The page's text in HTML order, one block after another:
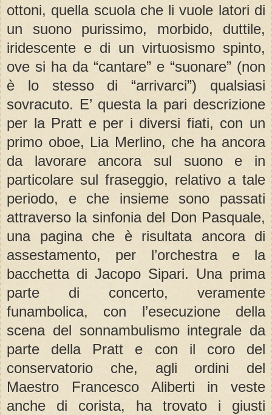
ottoni, quella scuola che li vuole latori di
un suono purissimo, morbido, duttile,
iridescente e di un virtuosismo spinto,
ove si ha da “cantare” e “suonare” (non
è lo stesso di “arrivarci”) qualsiasi
sovracuto. E’ questa la pari descrizione
per la Pratt e per i diversi fiati, con un
primo oboe, Lia Merlino, che ha ancora
da lavorare ancora sul suono e in
particolare sul fraseggio, relativo a tale
periodo, e che insieme sono passati
attraverso la sinfonia del Don Pasquale,
una pagina che è risultata ancora di
assestamento, per l’orchestra e la
bacchetta di Jacopo Sipari. Una prima
parte di concerto, veramente
funambolica, con l’esecuzione della
scena del sonnambulismo integrale da
parte della Pratt e con il coro del
conservatorio che, agli ordini del
Maestro Francesco Aliberti in veste
anche di corista, ha trovato i giusti